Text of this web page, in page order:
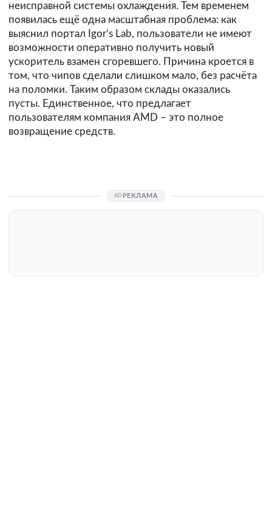
неисправной системы охлаждения. Тем временем
появилась ещё одна масштабная проблема: как
выяснил портал Igor’s Lab, пользователи не имеют
возможности оперативно получить новый
ускоритель взамен сгоревшего. Причина кроется в
том, что чипов сделали слишком мало, без расчёта
на поломки. Таким образом склады оказались
пусты. Единственное, что предлагает
пользователям компания AMD – это полное
возвращение средств.
РЕКЛАМА